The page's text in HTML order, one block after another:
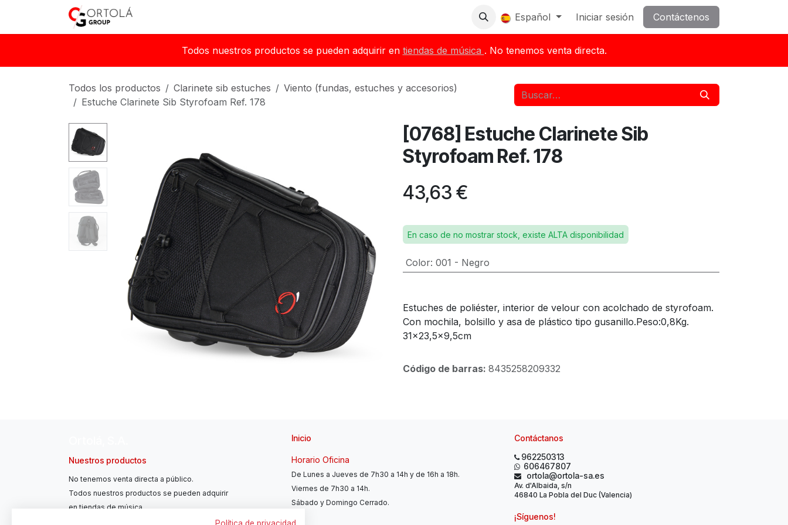
Español Iniciar sesión Contáctenos
Todos nuestros productos se pueden adquirir en tiendas de música . No tenemos venta directa.
Todos los productos Clarinete sib estuches
Viento (fundas, estuches y accesorios)
Estuche Clarinete Sib Styrofoam Ref. 178
[0768] Estuche Clarinete Sib
Styrofoam Ref. 178
43,63 €
En caso de no mostrar stock, existe ALTA disponibilidad
Color: 001 - Negro
Estuches de poliéster, interior de velour con acolchado de styrofoam.
Con mochila, bolsillo y asa de plástico tipo gusanillo.Peso:0,8Kg.
31x23,5x9,5cm
Código de barras: 8435258209332
Nuestros productos
No tenemos venta directa a público.
Todos nuestros productos se pueden adquirir
en tiendas de música.
Inicio
Horario Oficina
De Lunes a Jueves de 7h30 a 14h y de 16h a 18h.
Viernes de 7h30 a 14h.
Sábado y Domingo Cerrado.
Contáctanos
962250313
606467807
ortola@ortola-sa.es
Av. d'Albaida, s/n
46840 La Pobla del Duc (Valencia)
¡Síguenos!